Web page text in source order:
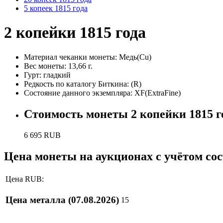
5 копеек 1815 года
2 копейки 1815 года
Материал чеканки монеты: Медь(Cu)
Вес монеты: 13,66 г.
Гурт: гладкий
Редкость по каталогу Биткина: (R)
Состояние данного экземпляра: XF(ExtraFine)
Стоимость монеты 2 копейки 1815
6 695 RUB
Цена монеты на аукционах с учётом
Цена RUB:
Цена металла (07.08.2026) 15